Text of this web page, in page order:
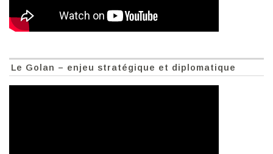
Le Golan – enjeu stratégique et diplomatique